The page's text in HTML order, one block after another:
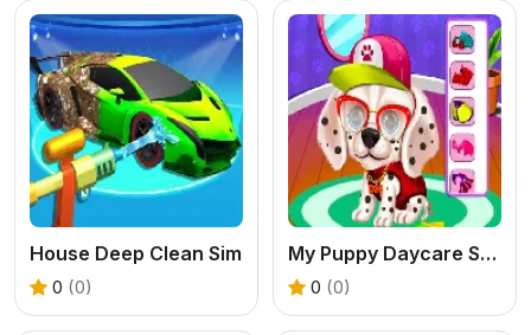
House Deep Clean Sim
0 (0)
My Puppy Daycare Salon
0 (0)